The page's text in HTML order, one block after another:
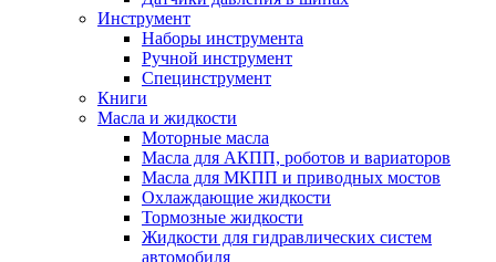
Инструмент
Наборы инструмента
Ручной инструмент
Специнструмент
Книги
Масла и жидкости
Моторные масла
Масла для АКПП, роботов и вариаторов
Масла для МКПП и приводных мостов
Охлаждающие жидкости
Тормозные жидкости
Жидкости для гидравлических систем
автомобиля